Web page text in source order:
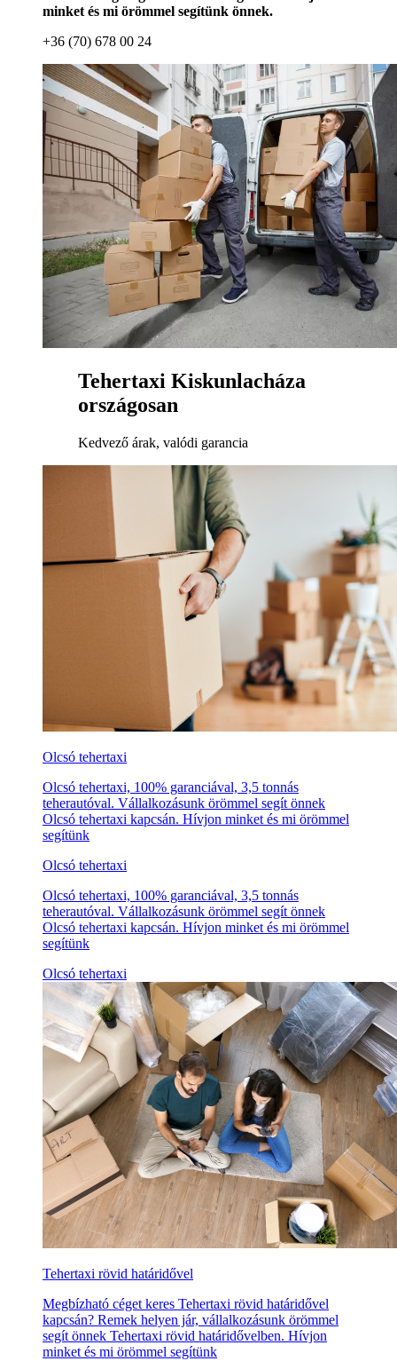
minket és mi örömmel segítünk önnek.
+36 (70) 678 00 24
Tehertaxi Kiskunlacháza
országosan
Kedvező árak, valódi garancia
Olcsó tehertaxi
Olcsó tehertaxi, 100% garanciával, 3,5 tonnás
teherautóval. Vállalkozásunk örömmel segít önnek
Olcsó tehertaxi kapcsán. Hívjon minket és mi örömmel
segítünk
Olcsó tehertaxi
Olcsó tehertaxi, 100% garanciával, 3,5 tonnás
teherautóval. Vállalkozásunk örömmel segít önnek
Olcsó tehertaxi kapcsán. Hívjon minket és mi örömmel
segítünk
Olcsó tehertaxi
Tehertaxi rövid határidővel
Megbízható céget keres Tehertaxi rövid határidővel
kapcsán? Remek helyen jár, vállalkozásunk örömmel
segít önnek Tehertaxi rövid határidővelben. Hívjon
minket és mi örömmel segítünk